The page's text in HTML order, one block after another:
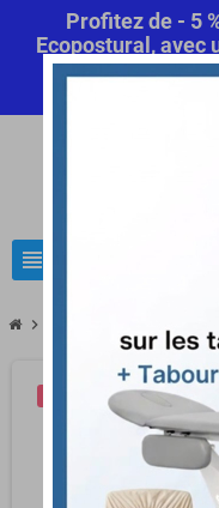
Profitez de - 5
Ecopostural, avec
offert! Code
view_headline
chevron_right